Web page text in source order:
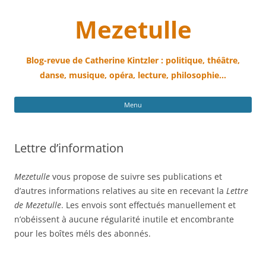
Mezetulle
Blog-revue de Catherine Kintzler : politique, théâtre,
danse, musique, opéra, lecture, philosophie…
Menu
Lettre d’information
Mezetulle vous propose de suivre ses publications et
d’autres informations relatives au site en recevant la Lettre
de Mezetulle. Les envois sont effectués manuellement et
n’obéissent à aucune régularité inutile et encombrante
pour les boîtes méls des abonnés.